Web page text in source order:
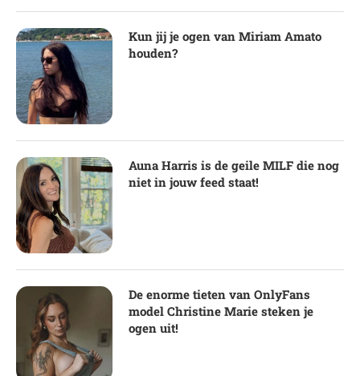
Kun jij je ogen van Miriam Amato
houden?
Auna Harris is de geile MILF die nog
niet in jouw feed staat!
De enorme tieten van OnlyFans
model Christine Marie steken je
ogen uit!